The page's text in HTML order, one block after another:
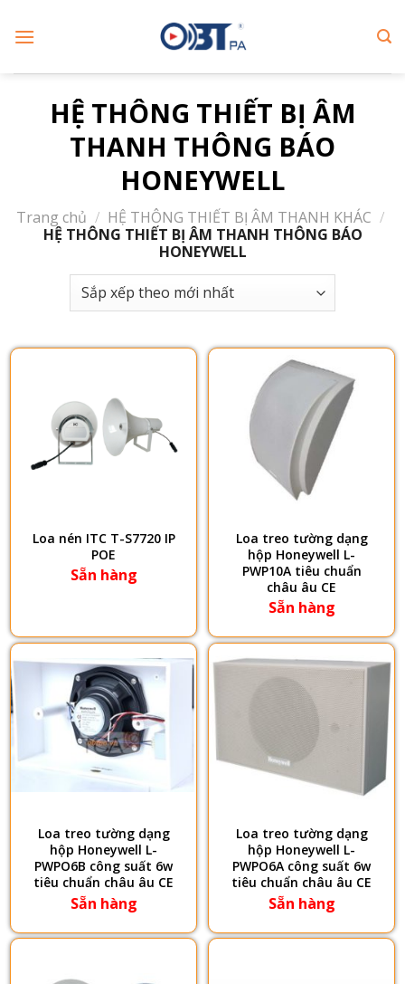
HỆ THÔNG THIẾT BỊ ÂM
THANH THÔNG BÁO
HONEYWELL
Trang chủ / HỆ THÔNG THIẾT BỊ ÂM THANH KHÁC /
HỆ THÔNG THIẾT BỊ ÂM THANH THÔNG BÁO
HONEYWELL
Loa nén ITC T-S7720 IP
POE
Sẵn hàng
Loa treo tường dạng
hộp Honeywell L-
PWP10A tiêu chuẩn
châu âu CE
Sẵn hàng
Loa treo tường dạng
hộp Honeywell L-
PWPO6B công suất 6w
tiêu chuẩn châu âu CE
Sẵn hàng
Loa treo tường dạng
hộp Honeywell L-
PWPO6A công suất 6w
tiêu chuẩn châu âu CE
Sẵn hàng